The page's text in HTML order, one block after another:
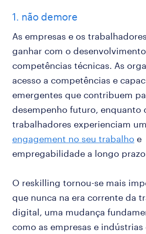
1. não demore
As empresas e os
ganhar com o
competências técnicas. As
acesso a competências e
emergentes que contribuem
desempenho futuro, enquanto
trabalhadores experienciam
engagement no seu trabalho e
empregabilidade a longo
O reskilling tornou-se mais
que nunca na era corrente da
digital, uma mudança
como as empresas e indústrias